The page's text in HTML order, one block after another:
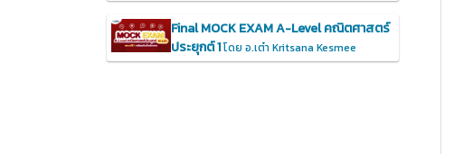
Final MOCK EXAM A-Level คณิตศาสตร์
ประยุกต์ 1โดย อ.เต๋า Kritsana Kesmee